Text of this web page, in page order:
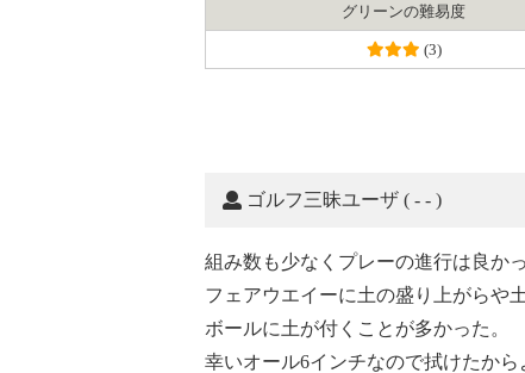
グリーンの難易度
(3)
ゴルフ三昧ユーザ ( - - )
組み数も少なくプレーの進行は良かっ
フェアウエイーに土の盛り上がらや
ボールに土が付くことが多かった。
幸いオール6インチなので拭けたから